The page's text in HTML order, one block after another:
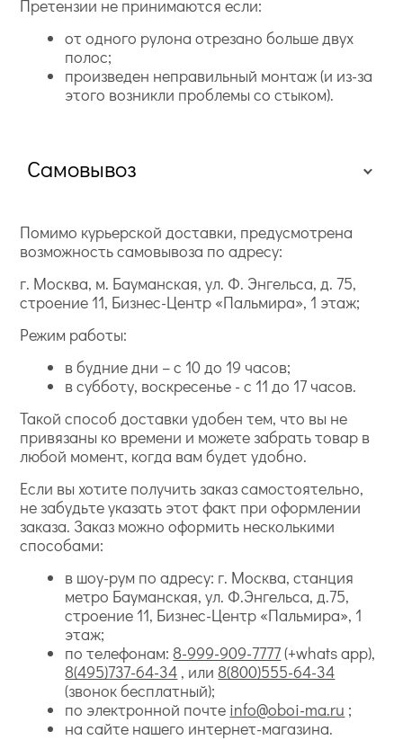
Претензии не принимаются если:
от одного рулона отрезано больше двух
полос;
произведен неправильный монтаж (и из-за
этого возникли проблемы со стыком).
Самовывоз
Помимо курьерской доставки, предусмотрена
возможность самовывоза по адресу:
г. Москва, м. Бауманская, ул. Ф. Энгельса, д. 75,
строение 11, Бизнес-Центр «Пальмира», 1 этаж;
Режим работы:
в будние дни – с 10 до 19 часов;
в субботу, воскресенье - с 11 до 17 часов.
Такой способ доставки удобен тем, что вы не
привязаны ко времени и можете забрать товар в
любой момент, когда вам будет удобно.
Если вы хотите получить заказ самостоятельно,
не забудьте указать этот факт при оформлении
заказа. Заказ можно оформить несколькими
способами:
в шоу-рум по адресу: г. Москва, станция
метро Бауманская, ул. Ф.Энгельса, д.75,
строение 11, Бизнес-Центр «Пальмира», 1
этаж;
по телефонам: 8-999-909-7777(+whats app),
8(495)737-64-34 , или 8(800)555-64-34
(звонок бесплатный);
по электронной почте info@oboi-ma.ru ;
на сайте нашего интернет-магазина.